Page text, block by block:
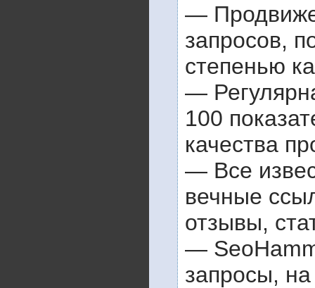
—
запросов,
степенью
—
100
качества
— Все
вечные
отзывы,
—
запросы,